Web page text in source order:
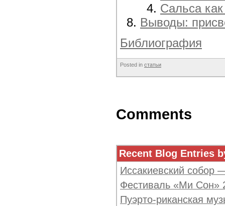
Сальса
Выводы:
Библиография
Posted in статьи
Comments
Recent Blog Entries
Иссакиевский собор
Фестиваль «Ми Сон»
Пуэрто-риканская